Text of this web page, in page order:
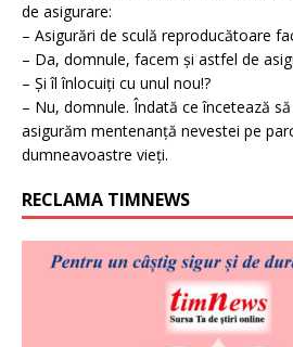
de asigurare:
– Asigurări de sculă reproducătoare
– Da, domnule, facem și astfel de
– Și îl înlocuiți cu unul nou!?
– Nu, domnule. Îndată ce încetează
asigurăm mentenanță nevestei pe
dumneavoastre vieți.
RECLAMA TIMNEWS